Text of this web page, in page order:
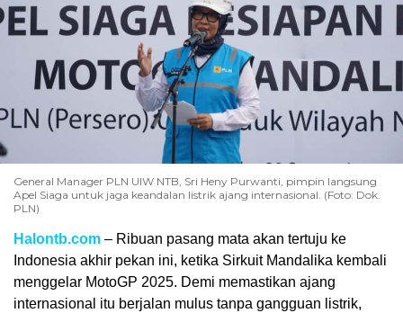
General Manager PLN UIW NTB, Sri Heny Purwanti, pimpin langsung
Apel Siaga untuk jaga keandalan listrik ajang internasional. (Foto: Dok.
PLN)
Halontb.com – Ribuan pasang mata akan tertuju ke
Indonesia akhir pekan ini, ketika Sirkuit Mandalika kembali
menggelar MotoGP 2025. Demi memastikan ajang
internasional itu berjalan mulus tanpa gangguan listrik,